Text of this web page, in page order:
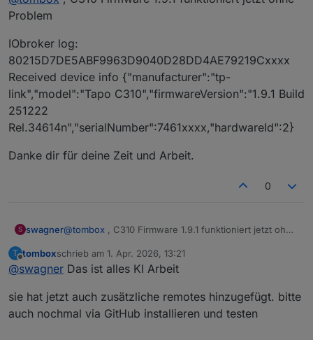
Problem
IObroker log:
80215D7DE5ABF9963D9040D28DD4AE79219Cxxxx
Received device info {"manufacturer":"tp-
link","model":"Tapo C310","firmwareVersion":"1.9.1 Build
251222
Rel.34614n","serialNumber":7461xxxx,"hardwareId":2}
Danke dir für deine Zeit und Arbeit.
0
S swagner@tombox , C310 Firmware 1.9.1 funktioniert jetzt ohne
IObroker log:
80215D7DE5ABF9963D9040D28DD4AE79219Cxxxx
link","model":"Tapo C310","firmwareVersion":"1.9.1
Build 251222
T tomboxschrieb am 1. Apr. 2026, 13:21
zuletzt editiert von
@swagner Das ist alles KI Arbeit
sie hat jetzt auch zusätzliche remotes hinzugefügt. bitte
auch nochmal via GitHub installieren und testen